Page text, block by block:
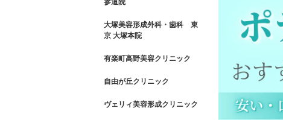
大塚美容形成外科・歯科 東
京 大塚本院
有楽町高野美容クリニック
自由が丘クリニック
ヴェリィ美容形成クリニック